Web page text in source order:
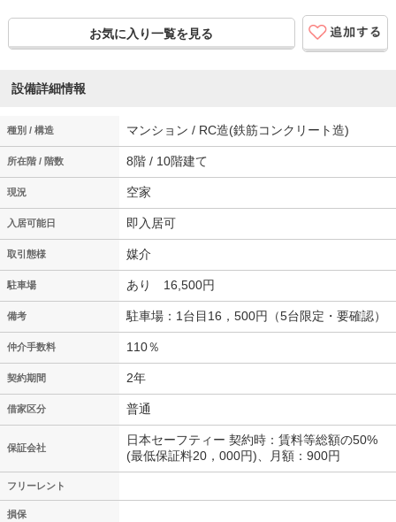
お気に入り一覧を見る
設備詳細情報
種別 / 構造 マンション / RC造(鉄筋コンクリート造)
所在階 / 階数 8階 / 10階建て
現況 空家
入居可能日 即入居可
取引態様 媒介
駐車場 あり 16,500円
備考 駐車場：1台目16，500円（5台限定・要確認）
仲介手数料 110％
契約期間 2年
借家区分 普通
保証会社
日本セーフティー 契約時：賃料等総額の50%
(最低保証料20，000円)、月額：900円
フリーレント
損保